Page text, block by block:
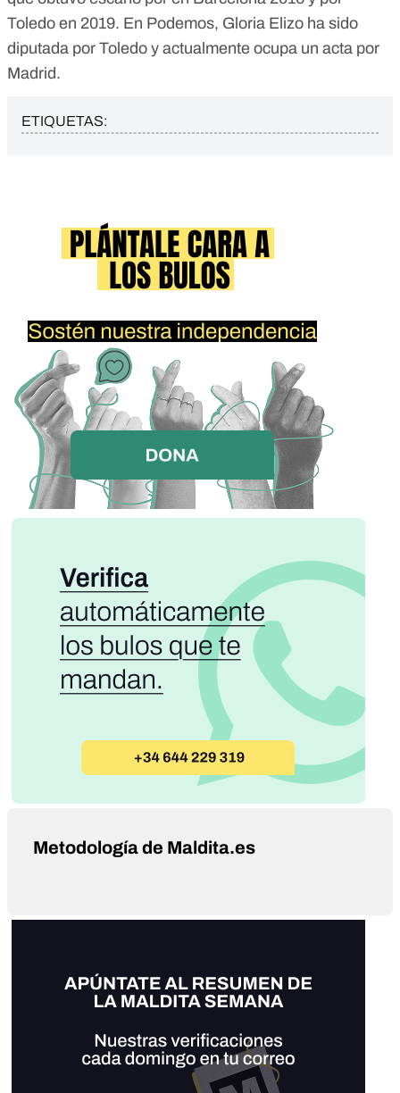
Toledo en 2019. En Podemos, Gloria Elizo ha sido
diputada por Toledo y actualmente ocupa un acta por
Madrid.
ETIQUETAS:
Metodología de Maldita.es